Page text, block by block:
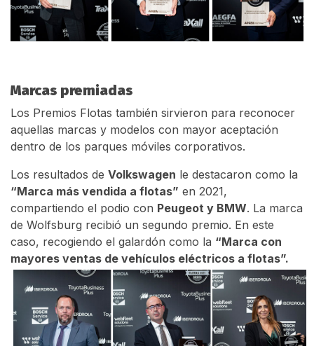
Marcas premiadas
Los Premios Flotas también sirvieron para reconocer
aquellas marcas y modelos con mayor aceptación
dentro de los parques móviles corporativos.
Los resultados de Volkswagen le destacaron como la
“Marca más vendida a flotas” en 2021,
compartiendo el podio con Peugeot y BMW. La marca
de Wolfsburg recibió un segundo premio. En este
caso, recogiendo el galardón como la “Marca con
mayores ventas de vehículos eléctricos a flotas”.